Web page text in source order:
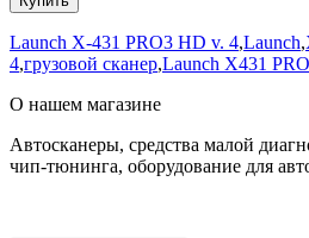
Launch X-431 PRO3 HD v. 4,Launch,
4,грузовой сканер,Launch X431
О нашем магазине
Автосканеры, средства малой
чип-тюнинга, оборудование для